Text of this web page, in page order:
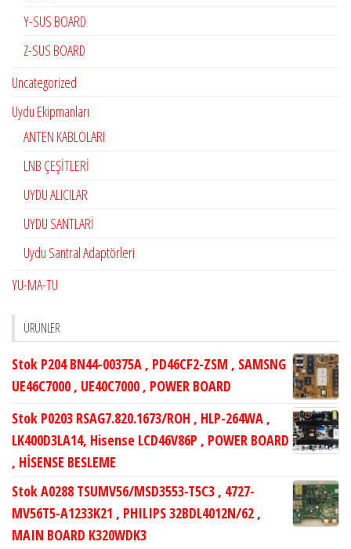
Y-SUS BOARD
Z-SUS BOARD
Uncategorized
Uydu Ekipmanları
ANTEN KABLOLARI
LNB ÇEŞİTLERİ
UYDU ALICILAR
UYDU SANTLARİ
Uydu Santral Adaptörleri
YU-MA-TU
ÜRÜNLER
Stok P204 BN44-00375A , PD46CF2-ZSM , SAMSNG
UE46C7000 , UE40C7000 , POWER BOARD
Stok P0203 RSAG7.820.1673/ROH , HLP-264WA ,
LK400D3LA14, Hisense LCD46V86P , POWER BOARD
, HİSENSE BESLEME
Stok A0288 TSUMV56/MSD3553-T5C3 , 4727-
MV56T5-A1233K21 , PHILIPS 32BDL4012N/62 ,
MAIN BOARD K320WDK3